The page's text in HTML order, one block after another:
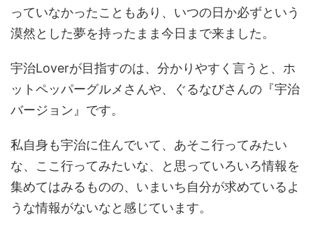
っていなかったこともあり、いつの日か必ずという
漠然とした夢を持ったまま今日まで来ました。
宇治Loverが目指すのは、分かりやすく言うと、ホ
ットペッパーグルメさんや、ぐるなびさんの『宇治
バージョン』です。
私自身も宇治に住んでいて、あそこ行ってみたい
な、ここ行ってみたいな、と思っていろいろ情報を
集めてはみるものの、いまいち自分が求めているよ
うな情報がないなと感じています。